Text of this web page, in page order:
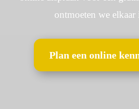
ontmoeten we elkaar
Plan een online